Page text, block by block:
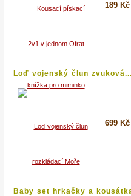
189 Kč
Loď vojenský člun
699 Kč
Baby set hrkačky a